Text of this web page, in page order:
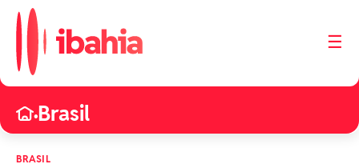
☰
•Brasil
BRASIL